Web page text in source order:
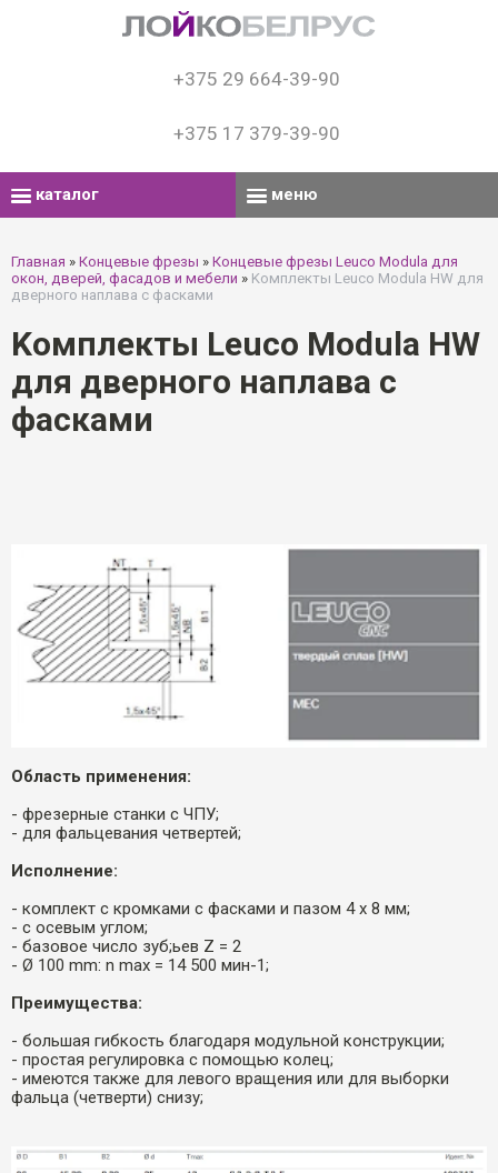
+375 29 664-39-90
+375 17 379-39-90
каталог меню
Главная » Концевые фрезы » Концевые фрезы Leuco Modula для
окон, дверей, фасадов и мебели » Kомплекты Leuco Modula HW для
дверного наплава с фасками
Kомплекты Leuco Modula HW
для дверного наплава с
фасками
Область применения:
- фрезерные станки с ЧПУ;
- для фальцевания четвертей;
Исполнение:
- комплект с кромками с фасками и пазом 4 x 8 мм;
- с осевым углом;
- базовое число зуб;ьев Z = 2
- Ø 100 mm: n max = 14 500 мин-1;
Преимущества:
- большая гибкость благодаря модульной конструкции;
- простая регулировка с помощью колец;
- имеются также для левого вращения или для выборки
фальца (четверти) снизу;